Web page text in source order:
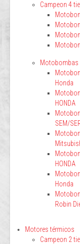
Campeon 4
Motobombas
Honda
HONDA
SEM/
HONDA
Honda
Robin
Motores térmicos
Campeon 2